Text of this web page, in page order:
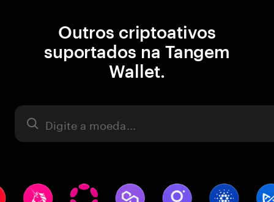
Outros criptoativos
suportados na Tangem
Wallet.
Ativo